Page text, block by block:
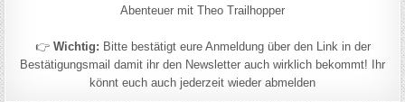
Abenteuer mit Theo Trailhopper
👉 Wichtig: Bitte bestätigt eure Anmeldung über den Link in der
Bestätigungsmail damit ihr den Newsletter auch wirklich bekommt! Ihr
könnt euch auch jederzeit wieder abmelden